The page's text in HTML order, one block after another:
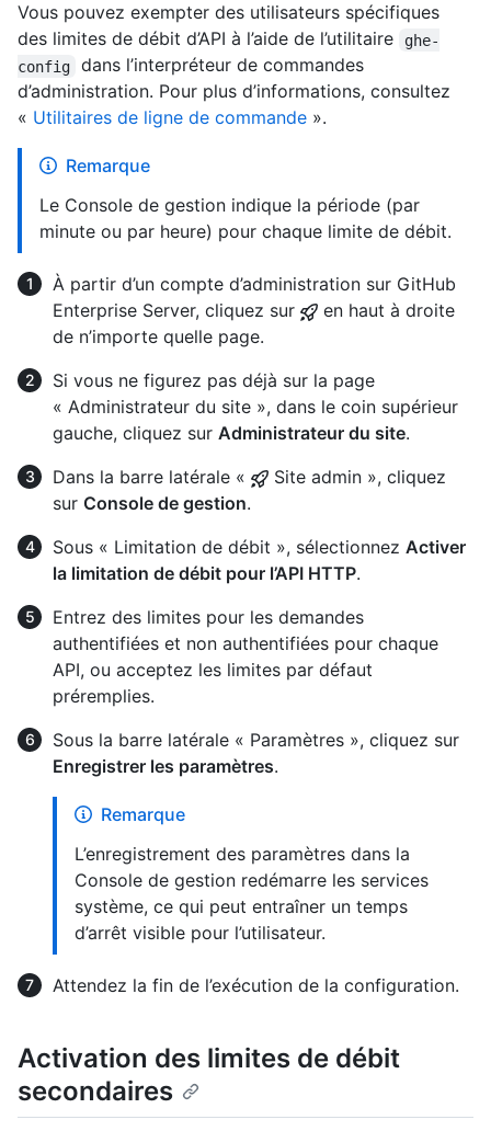
Vous pouvez exempter des utilisateurs spécifiques
des limites de débit d’API à l’aide de l’utilitaire
ghe-
config
dans l’interpréteur de commandes
d’administration. Pour plus d’informations, consultez
« Utilitaires de ligne de commande ».
Remarque
Le Console de gestion indique la période (par
minute ou par heure) pour chaque limite de débit.
À partir d’un compte d’administration sur GitHub
Enterprise Server, cliquez sur
en haut à droite
de n’importe quelle page.
Si vous ne figurez pas déjà sur la page
« Administrateur du site », dans le coin supérieur
gauche, cliquez sur Administrateur du site.
Dans la barre latérale «
Site admin », cliquez
sur Console de gestion.
Sous « Limitation de débit », sélectionnez Activer
la limitation de débit pour l’API HTTP.
Entrez des limites pour les demandes
authentifiées et non authentifiées pour chaque
API, ou acceptez les limites par défaut
préremplies.
Sous la barre latérale « Paramètres », cliquez sur
Enregistrer les paramètres.
Remarque
L’enregistrement des paramètres dans la
Console de gestion redémarre les services
système, ce qui peut entraîner un temps
d’arrêt visible pour l’utilisateur.
Attendez la fin de l’exécution de la configuration.
Activation des limites de débit
secondaires